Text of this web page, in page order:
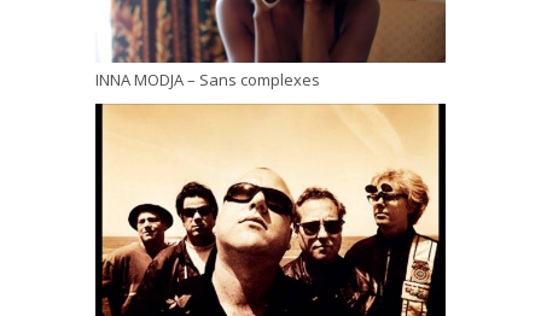
INNA MODJA – Sans complexes